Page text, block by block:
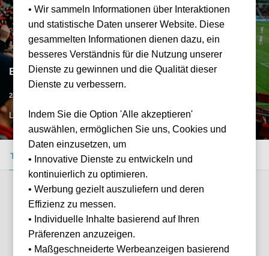
Bayer 04 Leverkusen vs SV Elversberg
23.01.2027
LEV, DE
Tickets kaufen Event-Info FAQ
Verfügbare Kategorien (6)
• Wir sammeln Informationen über Interaktionen
und statistische Daten unserer Website. Diese
gesammelten Informationen dienen dazu, ein
besseres Verständnis für die Nutzung unserer
Dienste zu gewinnen und die Qualität dieser
Dienste zu verbessern.
Indem Sie die Option 'Alle akzeptieren'
auswählen, ermöglichen Sie uns, Cookies und
Daten einzusetzen, um
• Innovative Dienste zu entwickeln und
kontinuierlich zu optimieren.
• Werbung gezielt auszuliefern und deren
Effizienz zu messen.
• Individuelle Inhalte basierend auf Ihren
Präferenzen anzuzeigen.
• Maßgeschneiderte Werbeanzeigen basierend